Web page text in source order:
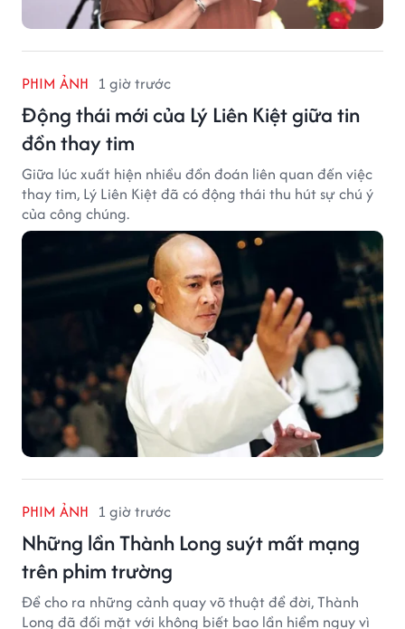
PHIM ẢNH 1 giờ trước
Động thái mới của Lý Liên Kiệt giữa tin
đồn thay tim
Giữa lúc xuất hiện nhiều đồn đoán liên quan đến việc
thay tim, Lý Liên Kiệt đã có động thái thu hút sự chú ý
của công chúng.
PHIM ẢNH 1 giờ trước
Những lần Thành Long suýt mất mạng
trên phim trường
Để cho ra những cảnh quay võ thuật để đời, Thành
Long đã đối mặt với không biết bao lần hiểm nguy vì